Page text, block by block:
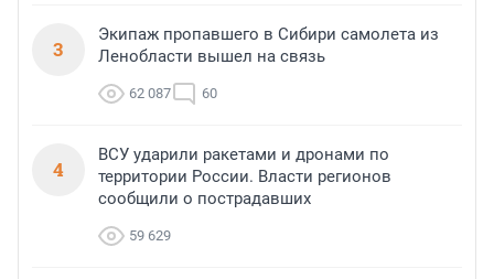
3
Экипаж пропавшего в Сибири самолета из
Ленобласти вышел на связь
62 087 60
4
ВСУ ударили ракетами и дронами по
территории России. Власти регионов
сообщили о пострадавших
59 629